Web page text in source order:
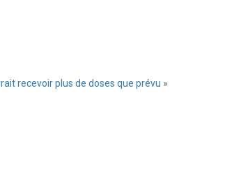
recevoir plus de doses que prévu »